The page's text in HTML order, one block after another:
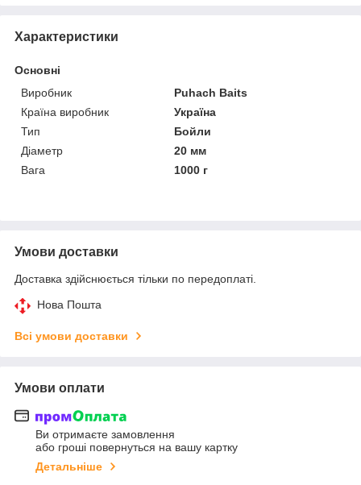
Характеристики
Основні
Виробник
Puhach Baits
Країна виробник
Україна
Тип
Бойли
Діаметр
20 мм
Вага
1000 г
Умови доставки
Доставка здійснюється тільки по передоплаті.
Нова Пошта
Всі умови доставки
Умови оплати
Ви отримаєте замовлення
або гроші повернуться на вашу картку
Детальніше